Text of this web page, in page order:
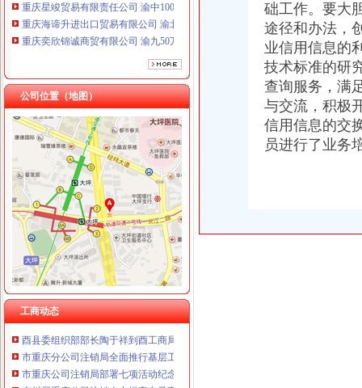
重庆海谛升进出口贸易有限公司 渝北100万 （进出口权）
重庆奕欣锦诚商贸有限公司 渝九50万 （工商注册）
重庆信同广告有限公司 渝沙50万 （工商注册）
重庆三虹房地产营销策划有限公司
重庆宝鹰汽车销售有限公司
公司位置（地图）
工商动态
工商动态
忠县人民追加财政配套资金420万元助推微企发展试点工作
我市重庆分公司注销出台在校大创办微型企业相关办法
宣教处精心组织全市重庆营业执照注销工商工作会议宣服务工作
忠县局重庆代办公司新立所倾力助推个经济发展见成效
市重庆代办公司局坚持推进区县局局长述职述廉汇报制度建设
市工商局“送教上门”重庆营业执照注销培训会在铜梁成功举行
市重庆代办公司工商局制定2011年民主评议政风行风工作实施方案
渝中区工商分局重庆公司注销狠抓拍卖监管
酉县委组织部部长陶于祥到酉工商局重庆公司注销调研非公建工作
市重庆分公司注销局全面推行基层工商所纪检监察员制度
市重庆公司注销局部署七项活动纪念建90周年
南川局重庆公司注销大力提高电子商务巡查效率
础工作。要大
途径和办法，
业信用信息的
技术标准的研
查询服务，满
与交流，积极
信用信息的交
员进行了业务